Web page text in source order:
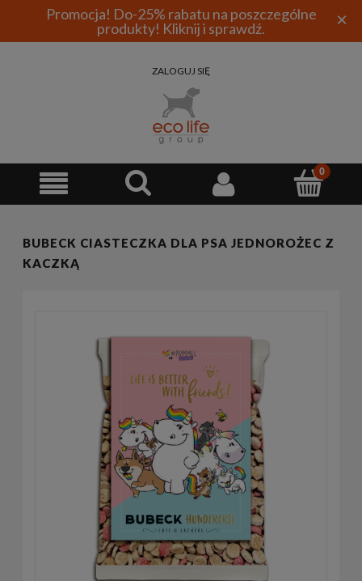
Promocja! Do-25% rabatu na poszczególne
produkty! Kliknij i sprawdź.
×
ZALOGUJ SIĘ
BUBECK CIASTECZKA DLA PSA JEDNOROŻEC Z
KACZKĄ